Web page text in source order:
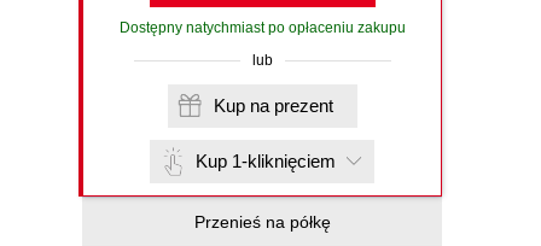
Dostępny natychmiast po opłaceniu zakupu
lub
Kup na prezent
Kup 1-kliknięciem
Przenieś na półkę